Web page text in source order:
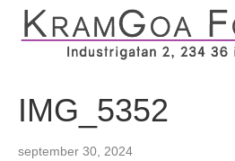
IMG_5352
september 30, 2024